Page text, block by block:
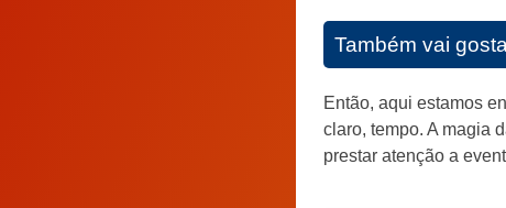
Também vai
Então, aqui estamos
claro, tempo. A magia
prestar atenção a